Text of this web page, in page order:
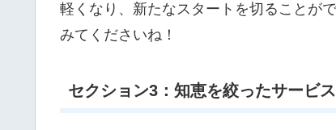
軽くなり、新たなスタートを切ることが
みてくださいね！
セクション3：知恵を絞ったサービ